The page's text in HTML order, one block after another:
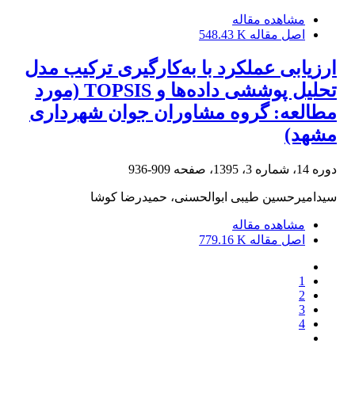
مشاهده مقاله
اصل مقاله 548.43 K
ارزیابی عملکرد با به‌کارگیری ترکیب مدل
تحلیل پوششی داده‌ها و TOPSIS (مورد
مطالعه: گروه مشاوران جوان شهرداری
مشهد)
دوره 14، شماره 3، 1395، صفحه 909-936
سیدامیرحسین طیبی ابوالحسنی، حمیدرضا کوشا
مشاهده مقاله
اصل مقاله 779.16 K
1
2
3
4